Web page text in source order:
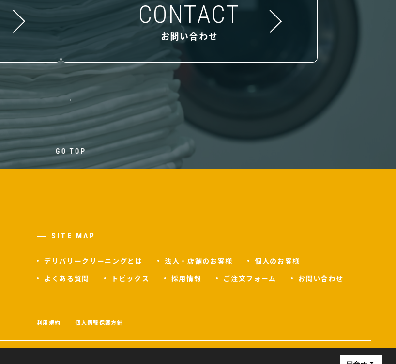
CONTACT
お問い合わせ
GO TOP
SITE MAP
デリバリークリーニングとは 法人・店舗のお客様
個人のお客様
よくある質問
トピックス 採用情報 ご注文フォーム お問い合わせ
利用規約 個人情報保護方針